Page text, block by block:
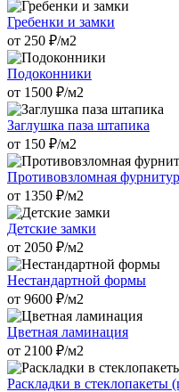
Гребенки и замки
от 250 ₽/м2
Подоконники
от 1500 ₽/м2
Заглушка паза штапика
от 150 ₽/м2
Противовзломная
от 1350 ₽/м2
Детские замки
от 2050 ₽/м2
Нестандартной формы
от 9600 ₽/м2
Цветная ламинация
от 2100 ₽/м2
Раскладки в стеклопакеты